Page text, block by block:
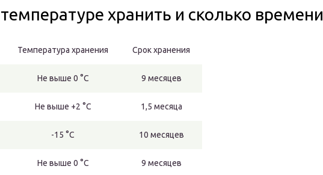
хранить и сколько времени
Температура хранения Срок хранения
Не выше 0 °С 9 месяцев
Не выше +2 °С 1,5 месяца
-15 °С 10 месяцев
Не выше 0 °С 9 месяцев